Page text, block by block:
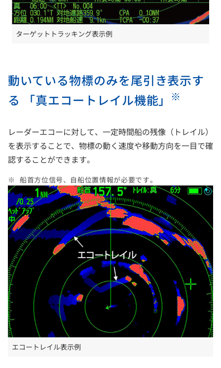
ターゲットトラッキング表示例
動いている物標のみを尾引き表示す
る 「真エコートレイル機能」
※
エコートレイル表示例
レーダーエコーに対して、一定時間船の残像（トレイル）
を表示することで、物標の動く速度や移動方向を一目で確
認することができます。
船首方位信号、自船位置情報が必要です。